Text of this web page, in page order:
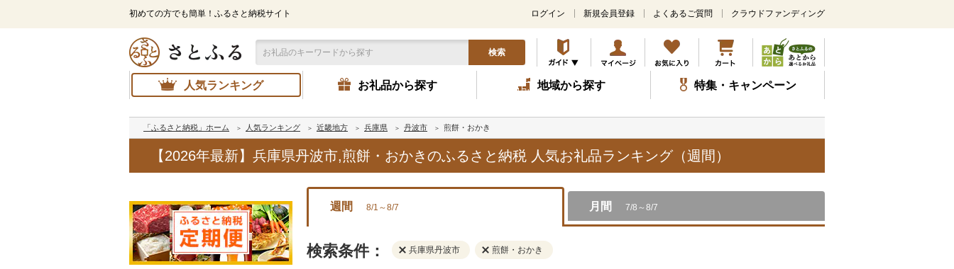
初めての方でも簡単！ふるさと納税サイト
メ
ン
コ
ン
テ
ツ
ッ
プ
ログイン 新規会員登録 よくあるご質問 クラウドファンディング
検索
人気ランキング お礼品から探す 地域から探す 特集・キャンペーン
「ふるさと納税」ホーム 人気ランキング 近畿地方 兵庫県 丹波市 煎餅・おかき
【2026年最新】兵庫県丹波市,煎餅・おかきのふるさと納税 人気お礼品ランキング（週間）
週間 8/1～8/7 月間 7/8～8/7
検索条件： 兵庫県丹波市 煎餅・おかき